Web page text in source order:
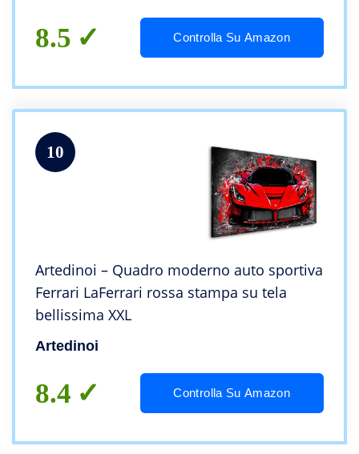
8.5 Controlla Su Amazon
10
Artedinoi – Quadro moderno auto sportiva
Ferrari LaFerrari rossa stampa su tela
bellissima XXL
Artedinoi
8.4 Controlla Su Amazon